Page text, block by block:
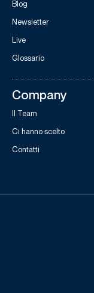
Blog
Newsletter
Live
Glossario
Company
Il Team
Ci hanno scelto
Contatti